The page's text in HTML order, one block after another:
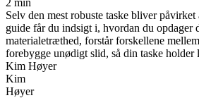
Selv den mest robuste taske bliver
guide får du indsigt i, hvordan du opdager
materialetræthed, forstår forskellene
forebygge unødigt slid, så din taske holder
Kim Høyer
Kim
Høyer